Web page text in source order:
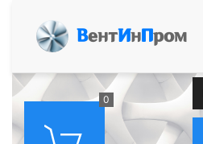
ВентИнПром
0